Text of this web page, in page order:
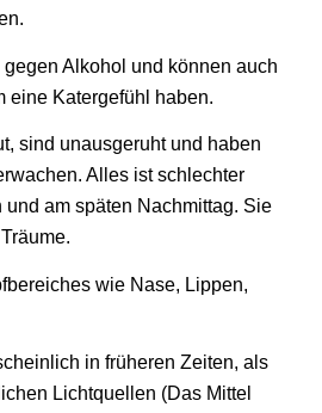
Alkohol und können auch
eine Katergefühl haben.
sind unausgeruht und haben
Alles ist schlechter
am späten Nachmittag. Sie
wie Nase, Lippen,
in früheren Zeiten, als
Lichtquellen (Das Mittel